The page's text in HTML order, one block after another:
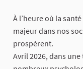
À l’heure où la
majeur dans nos
prospèrent.
Avril 2026, dans